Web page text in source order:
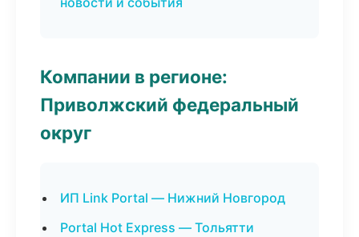
Компании в регионе:
Приволжский федеральный
округ
ИП Link Portal — Нижний Новгород
Portal Hot Express — Тольятти